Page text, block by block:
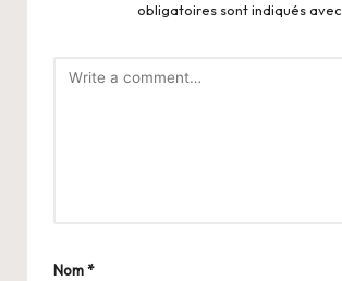
obligatoires sont indiqués avec
Nom*